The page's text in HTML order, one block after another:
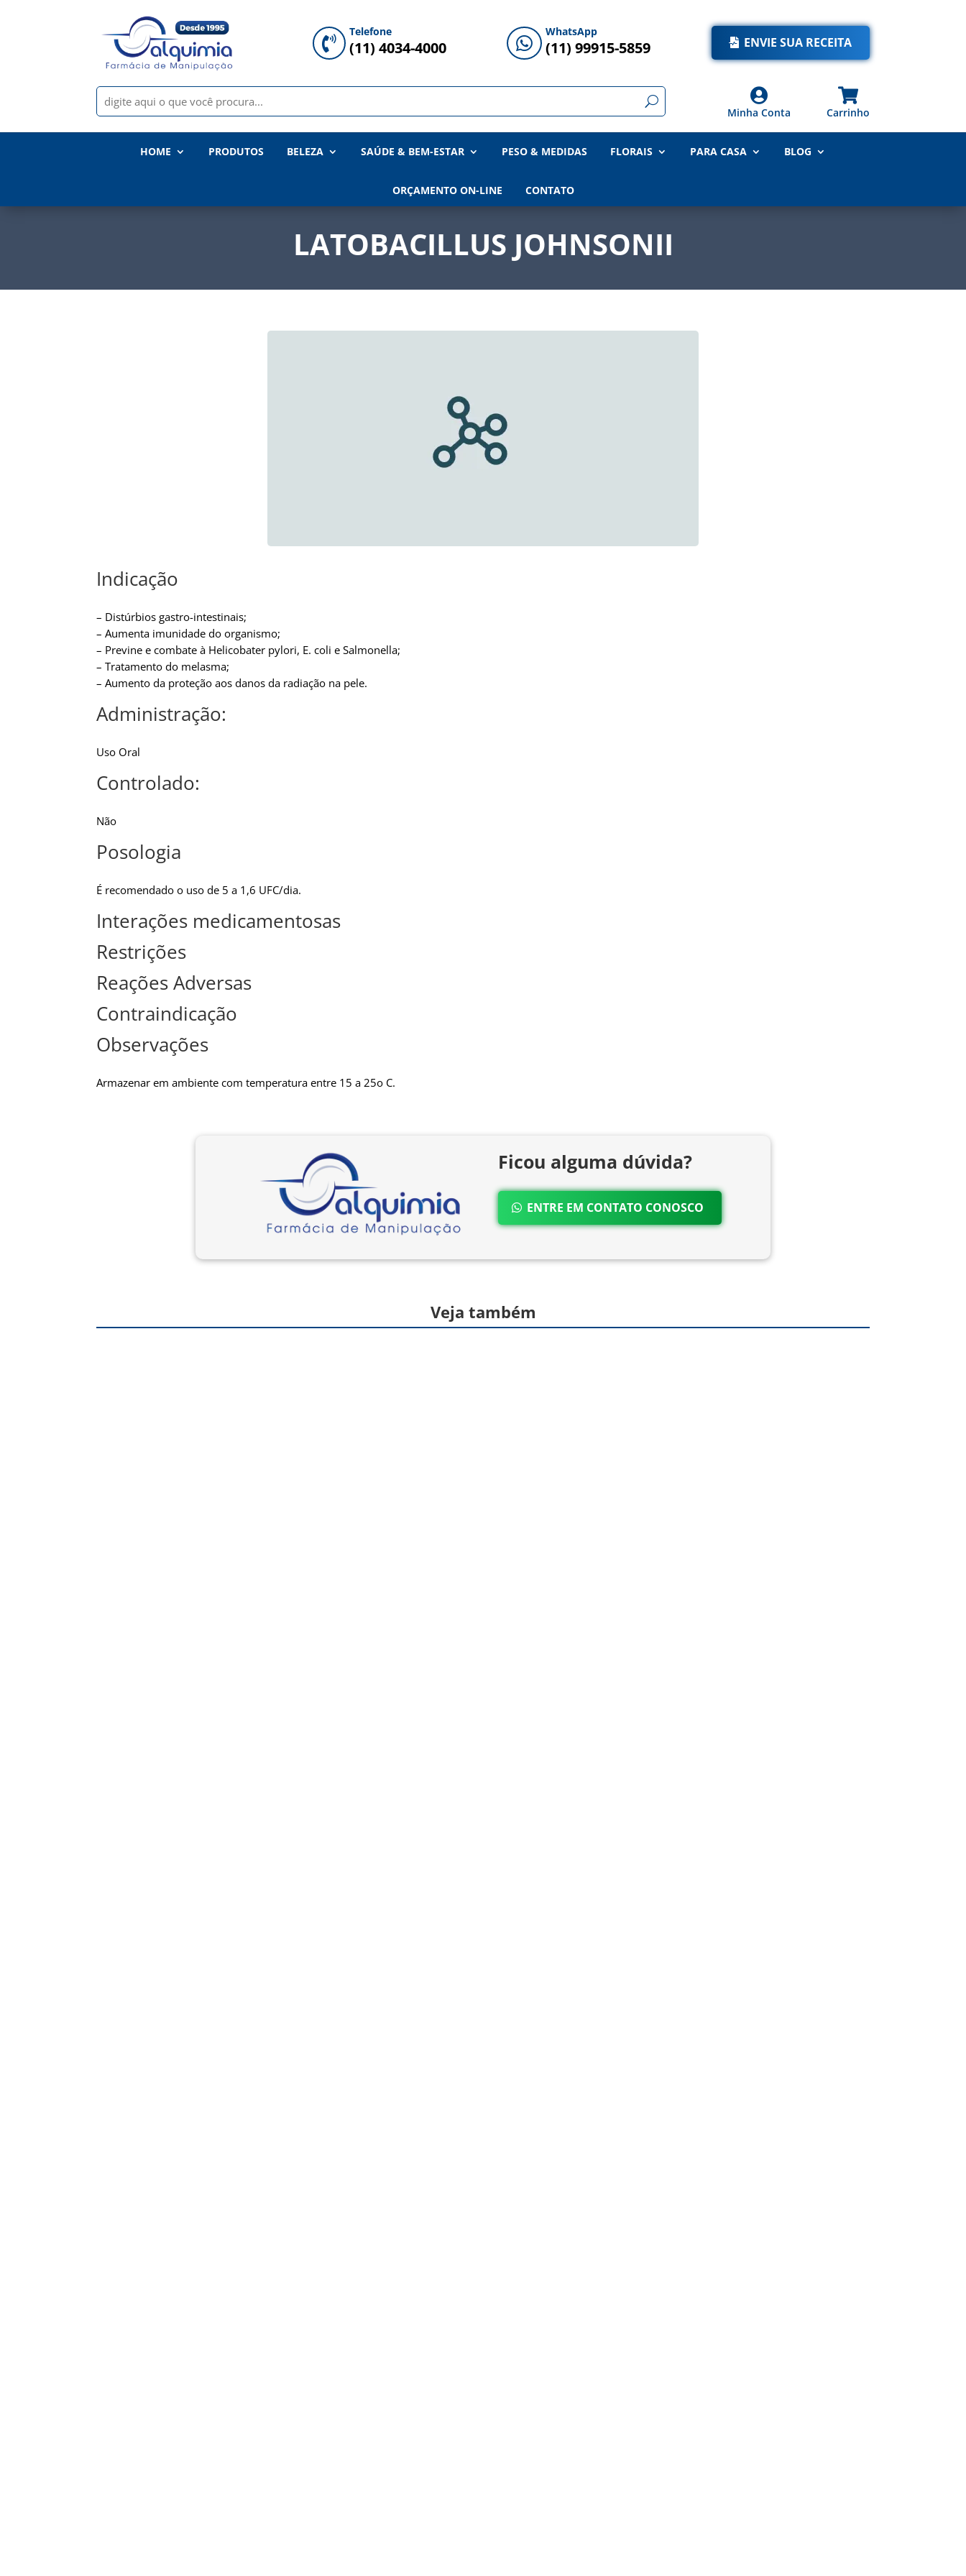

Telefone
(11) 4034-4000 
WhatsApp
(11) 99915-5859 ENVIE SUA RECEITA

Minha Conta

Carrinho
HOME PRODUTOS BELEZA SAÚDE & BEM-ESTAR PESO & MEDIDAS FLORAIS PARA CASA BLOG
ORÇAMENTO ON-LINE CONTATO
LATOBACILLUS JOHNSONII
Indicação
– Distúrbios gastro-intestinais;
– Aumenta imunidade do organismo;
– Previne e combate à Helicobater pylori, E. coli e Salmonella;
– Tratamento do melasma;
– Aumento da proteção aos danos da radiação na pele.
Administração:
Uso Oral
Controlado:
Não
Posologia
É recomendado o uso de 5 a 1,6 UFC/dia.
Interações medicamentosas
Restrições
Reações Adversas
Contraindicação
Observações
Armazenar em ambiente com temperatura entre 15 a 25o C.
Ficou alguma dúvida?
ENTRE EM CONTATO CONOSCO
Veja também